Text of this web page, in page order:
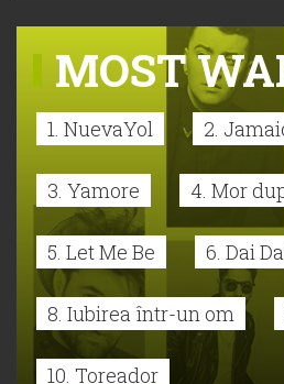
MOST
1. NuevaYol 2.
3. Yamore 4. Mor
5. Let Me Be 6. Dai
8. Iubirea într-un om
10. Toreador